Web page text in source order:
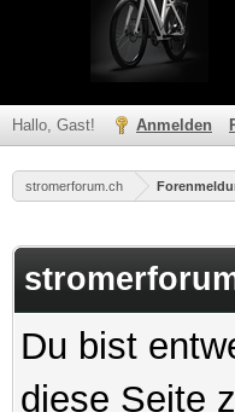
Hallo, Gast! Anmelden
stromerforum.ch
Du bist
diese Seite